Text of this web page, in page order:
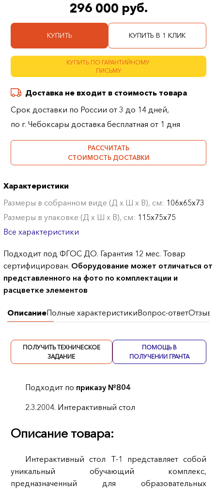
296 000 руб.
КУПИТЬ КУПИТЬ В 1 КЛИК
КУПИТЬ ПО ГАРАНТИЙНОМУ
ПИСЬМУ
Доставка не входит в стоимость товара
Срок доставки по России от 3 до 14 дней,
по г. Чебоксары доставка бесплатная от 1 дня
РАССЧИТАТЬ
СТОИМОСТЬ ДОСТАВКИ
Характеристики
Размеры в собранном виде (Д х Ш х В), см: 106х65х73
Размеры в упаковке (Д х Ш х В), см: 115х75х75
Все характеристики
Подходит под ФГОС ДО. Гарантия 12 мес. Товар
сертифицирован. Оборудование может отличаться от
представленного на фото по комплектации и
расцветке элементов
ОписаниеПолные характеристикиВопрос-ответОтзывы
ПОЛУЧИТЬ ТЕХНИЧЕСКОЕ
ЗАДАНИЕ
ПОМОЩЬ В
ПОЛУЧЕНИИ ГРАНТА
Подходит по приказу №804
2.3.2004. Интерактивный стол
Описание товара:
Интерактивный стол Т-1 представляет собой
уникальный обучающий комплекс,
предназначенный для образовательных